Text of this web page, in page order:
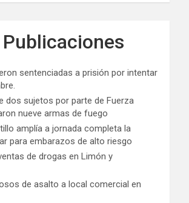
sentenciadas a prisión por intentar
dos sujetos por parte de Fuerza
nueve armas de fuego
amplía a jornada completa la
para embarazos de alto riesgo
de drogas en Limón y
de asalto a local comercial en